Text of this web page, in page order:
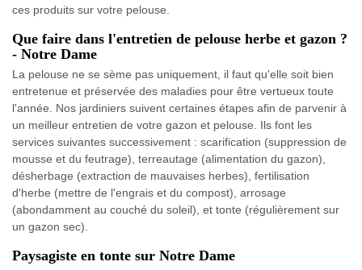
ces produits sur votre pelouse.
Que faire dans l'entretien de pelouse herbe et gazon ?
- Notre Dame
La pelouse ne se sème pas uniquement, il faut qu'elle soit bien
entretenue et préservée des maladies pour être vertueux toute
l'année. Nos jardiniers suivent certaines étapes afin de parvenir à
un meilleur entretien de votre gazon et pelouse. Ils font les
services suivantes successivement : scarification (suppression de
mousse et du feutrage), terreautage (alimentation du gazon),
désherbage (extraction de mauvaises herbes), fertilisation
d'herbe (mettre de l'engrais et du compost), arrosage
(abondamment au couché du soleil), et tonte (régulièrement sur
un gazon sec).
Paysagiste en tonte sur Notre Dame